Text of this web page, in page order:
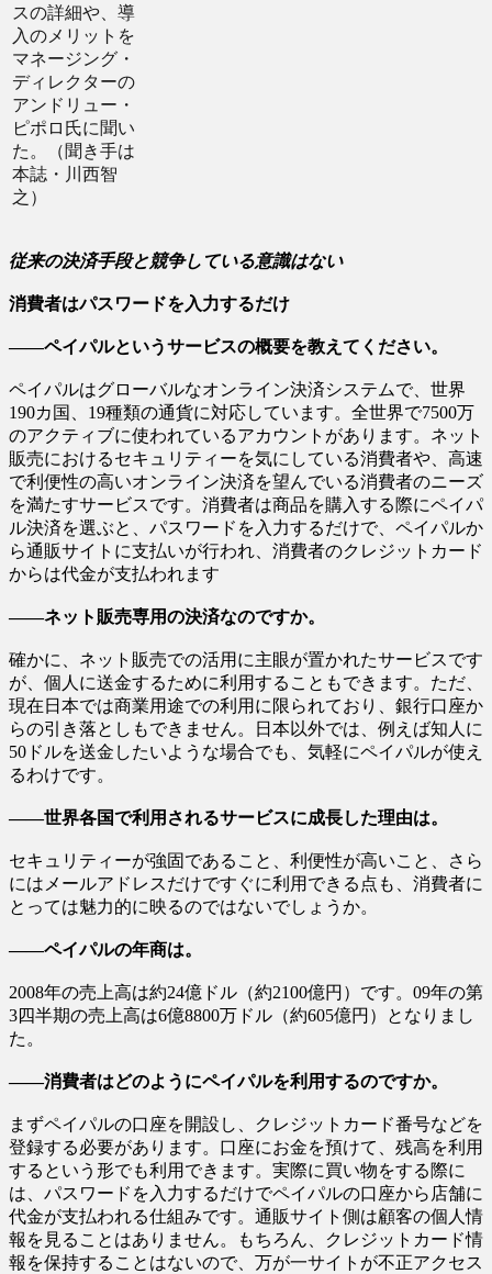
スの詳細や、導
入のメリットを
マネージング・
ディレクターの
アンドリュー・
ピポロ氏に聞い
た。（聞き手は
本誌・川西智
之）
従来の決済手段と競争している意識はない
消費者はパスワードを入力するだけ
――ペイパルというサービスの概要を教えてください。
ペイパルはグローバルなオンライン決済システムで、世界
190カ国、19種類の通貨に対応しています。全世界で7500万
のアクティブに使われているアカウントがあります。ネット
販売におけるセキュリティーを気にしている消費者や、高速
で利便性の高いオンライン決済を望んでいる消費者のニーズ
を満たすサービスです。消費者は商品を購入する際にペイパ
ル決済を選ぶと、パスワードを入力するだけで、ペイパルか
ら通販サイトに支払いが行われ、消費者のクレジットカード
からは代金が支払われます
――ネット販売専用の決済なのですか。
確かに、ネット販売での活用に主眼が置かれたサービスです
が、個人に送金するために利用することもできます。ただ、
現在日本では商業用途での利用に限られており、銀行口座か
らの引き落としもできません。日本以外では、例えば知人に
50ドルを送金したいような場合でも、気軽にペイパルが使え
るわけです。
――世界各国で利用されるサービスに成長した理由は。
セキュリティーが強固であること、利便性が高いこと、さら
にはメールアドレスだけですぐに利用できる点も、消費者に
とっては魅力的に映るのではないでしょうか。
――ペイパルの年商は。
2008年の売上高は約24億ドル（約2100億円）です。09年の第
3四半期の売上高は6億8800万ドル（約605億円）となりまし
た。
――消費者はどのようにペイパルを利用するのですか。
まずペイパルの口座を開設し、クレジットカード番号などを
登録する必要があります。口座にお金を預けて、残高を利用
するという形でも利用できます。実際に買い物をする際に
は、パスワードを入力するだけでペイパルの口座から店舗に
代金が支払われる仕組みです。通販サイト側は顧客の個人情
報を見ることはありません。もちろん、クレジットカード情
報を保持することはないので、万が一サイトが不正アクセス